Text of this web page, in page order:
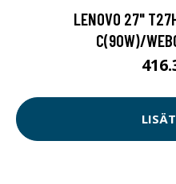
LENOVO 27"
C(90W)/